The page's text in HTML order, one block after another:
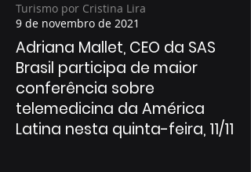
Turismo por Cristina Lira
9 de novembro de 2021
Adriana Mallet, CEO da SAS
Brasil participa de maior
conferência sobre
telemedicina da América
Latina nesta quinta-feira, 11/11